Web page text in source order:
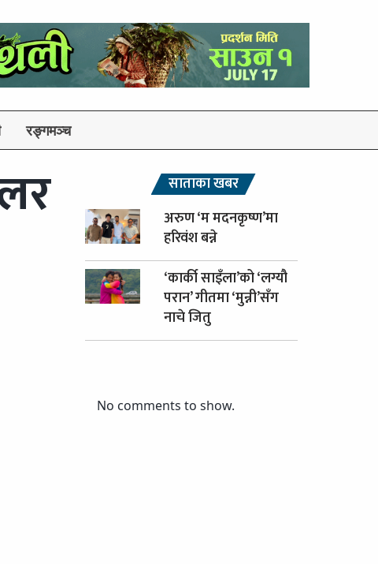
रङ्गमञ्च
साताका खबर
अरुण ‘म मदनकृष्ण’मा
हरिवंश बन्ने
‘कार्की साइँला’को ‘लग्यौ
परान’ गीतमा ‘मुन्नी’सँग
नाचे जितु
No comments to show.